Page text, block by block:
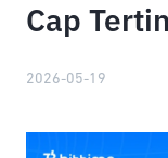
Cap
2026-05-19